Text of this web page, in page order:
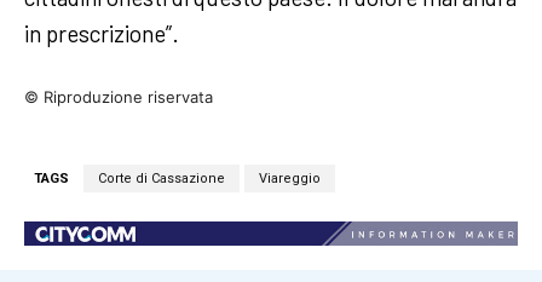
in prescrizione”.
© Riproduzione riservata
TAGS Corte di Cassazione Viareggio